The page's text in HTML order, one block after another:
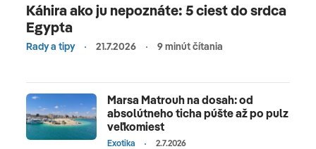
Káhira ako ju nepoznáte: 5 ciest do srdca
Egypta
Rady a tipy 21.7.2026 9 minút čítania
Marsa Matrouh na dosah: od
absolútneho ticha púšte až po pulz
veľkomiest
Exotika 2.7.2026